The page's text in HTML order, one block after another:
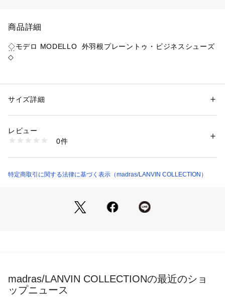
商品詳細
◇モデロ MODELLO  外羽根プレーントゥ・ビジネスシューズ
◇
シンプルなデザインはビジネスシーンやセレモニー等、さまざ
性別：メンズ
素材：素材：本革、底材：ゴム
商品番号：
DM8046X （ショップ）
サイズ詳細
レビュー
0件
特定商取引に関する法律に基づく表示（madras/LANVIN COLLECTION）
madras/LANVIN COLLECTIONの最近のショ
ップニュース